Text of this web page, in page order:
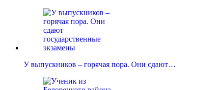
У выпускников – горячая пора. Они сдают…